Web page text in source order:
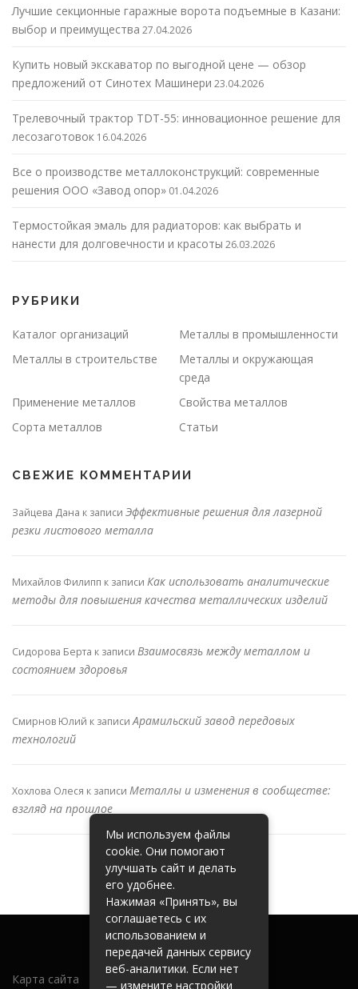
Лучшие секционные гаражные ворота подъемные в Казани:
выбор и преимущества 27.04.2026
Купить новый экскаватор по выгодной цене — обзор
предложений от Синотех Машинери 23.04.2026
Трелевочный трактор TDT-55: инновационное решение для
лесозаготовок 16.04.2026
Все о производстве металлоконструкций: современные
решения ООО «Завод опор» 01.04.2026
Термостойкая эмаль для радиаторов: как выбрать и
нанести для долговечности и красоты 26.03.2026
РУБРИКИ
Каталог организаций
Металлы в промышленности
Металлы в строительстве
Металлы и окружающая
среда
Применение металлов
Свойства металлов
Сорта металлов
Статьи
СВЕЖИЕ КОММЕНТАРИИ
Зайцева Дана к записи Эффективные решения для лазерной
резки листового металла
Михайлов Филипп к записи Как использовать аналитические
методы для повышения качества металлических изделий
Сидорова Берта к записи Взаимосвязь между металлом и
состоянием здоровья
Смирнов Юлий к записиАрамильский завод передовых
технологий
Хохлова Олеся к записи Металлы и изменения в сообществе:
взгляд на прошлое
Карта сайта
Мы используем файлы
cookie. Они помогают
улучшать сайт и делать
его удобнее.
Нажимая «Принять», вы
соглашаетесь с их
использованием и
передачей данных сервису
веб-аналитики. Если нет
— измените настройки